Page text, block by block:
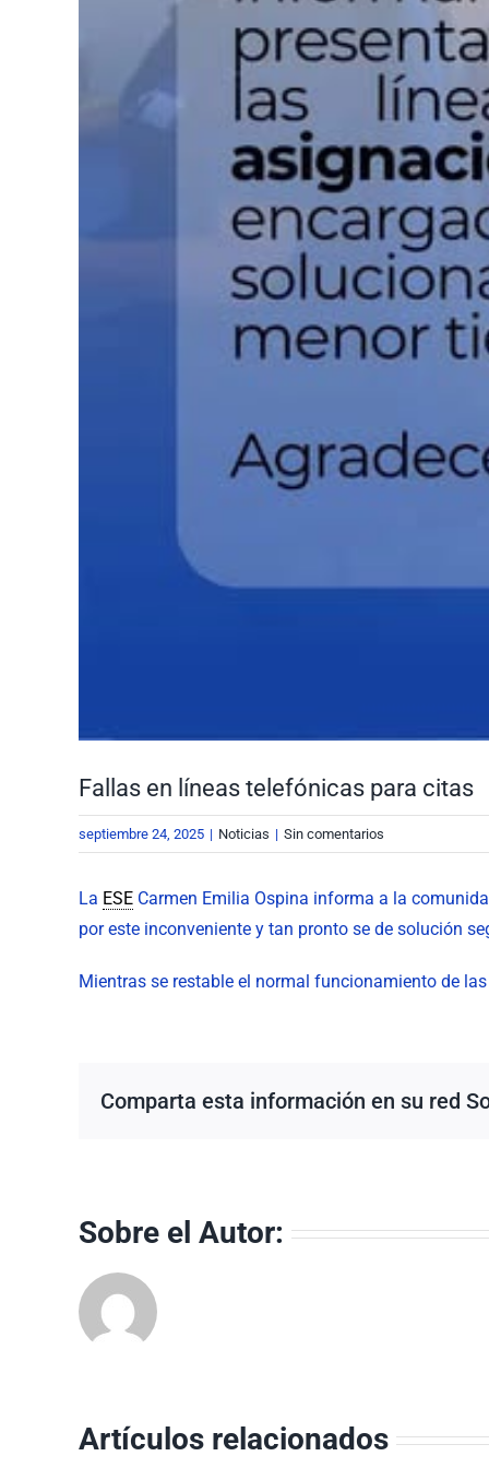
Fallas en líneas telefónicas para citas
septiembre 24, 2025 | Noticias | Sin comentarios
La ESE Carmen Emilia Ospina informa a la
por este inconveniente y tan pronto se de solución
Mientras se restable el normal funcionamiento de
Comparta esta información en su red
Sobre el Autor:
Artículos relacionados